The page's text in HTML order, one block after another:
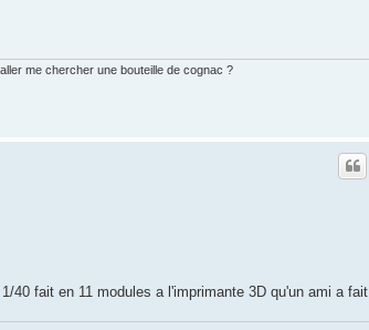
me chercher une bouteille de cognac ?
40 fait en 11 modules a l'imprimante 3D qu'un ami a fait